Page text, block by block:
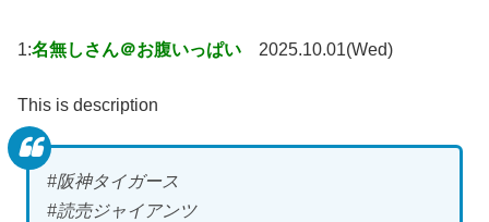
1:名無しさん＠お腹いっぱい 2025.10.01(Wed)
This is description
#阪神タイガース
#読売ジャイアンツ